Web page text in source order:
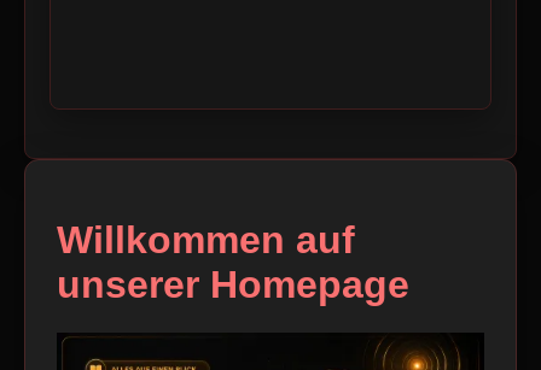
Willkommen auf
unserer Homepage